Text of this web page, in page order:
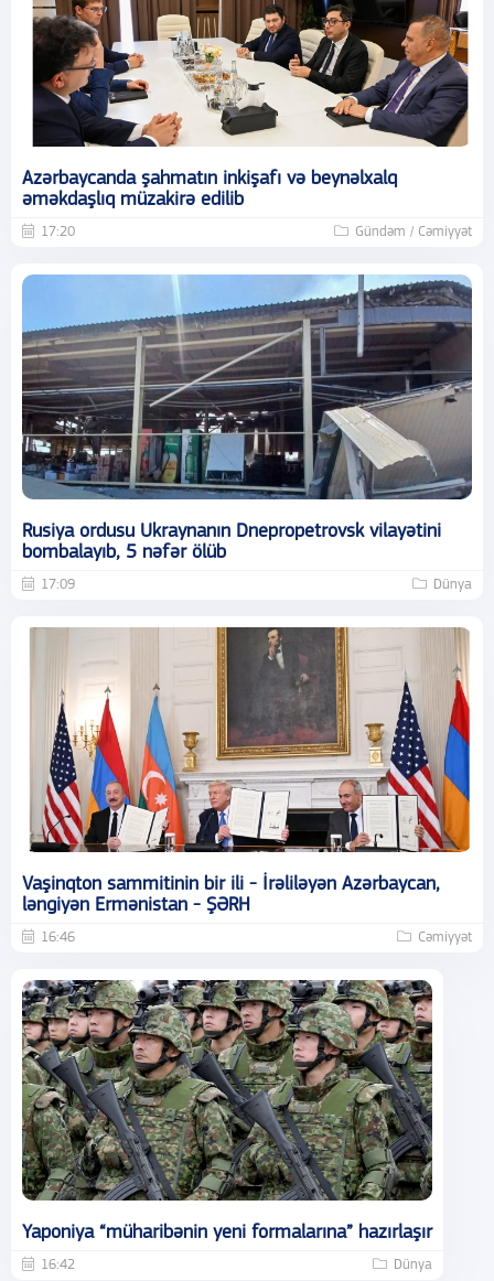
Azərbaycanda şahmatın inkişafı və beynəlxalq
əməkdaşlıq müzakirə edilib
17:20 Gündəm / Cəmiyyət
Rusiya ordusu Ukraynanın Dnepropetrovsk vilayətini
bombalayıb, 5 nəfər ölüb
17:09 Dünya
Vaşinqton sammitinin bir ili - İrəliləyən Azərbaycan,
ləngiyən Ermənistan - ŞƏRH
16:46 Cəmiyyət
Yaponiya “müharibənin yeni formalarına” hazırlaşır
16:42 Dünya